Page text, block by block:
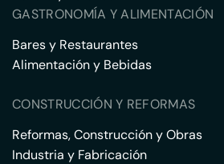
GASTRONOMÍA Y ALIMENTACIÓN
Bares y Restaurantes
Alimentación y Bebidas
CONSTRUCCIÓN Y REFORMAS
Reformas, Construcción y Obras
Industria y Fabricación